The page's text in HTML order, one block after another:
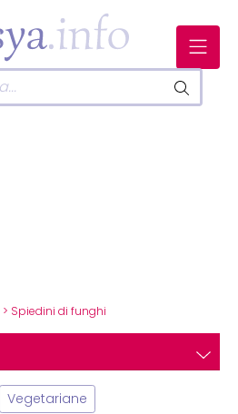
> Spiedini di funghi
Vegetariane